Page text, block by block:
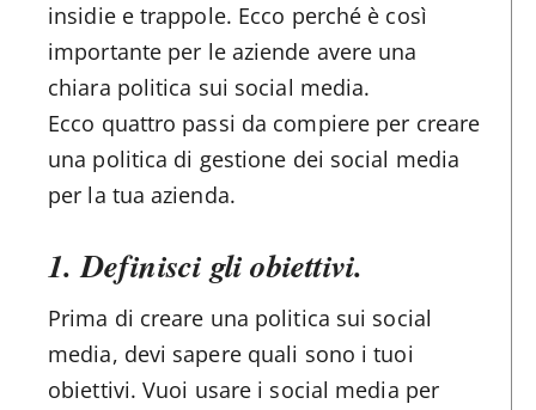
insidie e trappole. Ecco perché è così
importante per le aziende avere una
chiara politica sui social media.
Ecco quattro passi da compiere per creare
una politica di gestione dei social media
per la tua azienda.
1. Definisci gli obiettivi.
Prima di creare una politica sui social
media, devi sapere quali sono i tuoi
obiettivi. Vuoi usare i social media per